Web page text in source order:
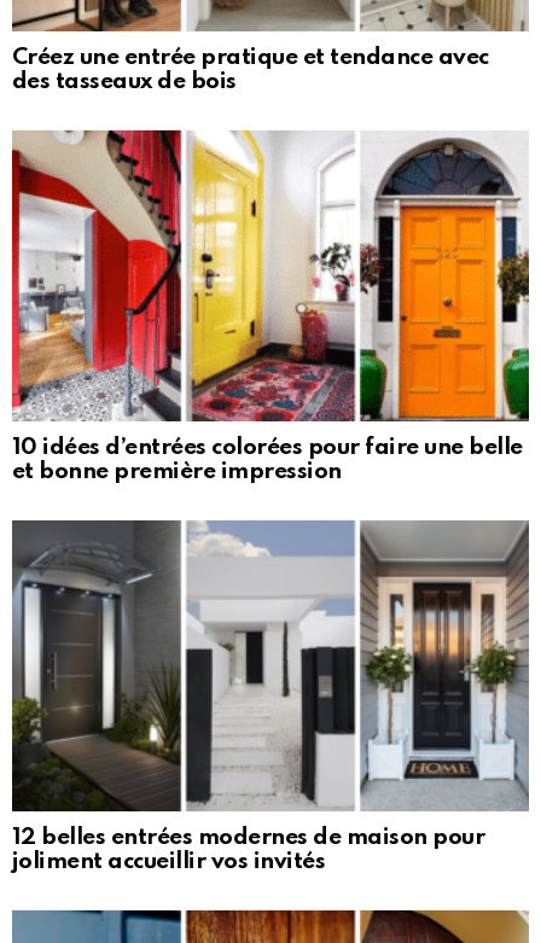
Créez une entrée pratique et tendance avec
des tasseaux de bois
10 idées d’entrées colorées pour faire une belle
et bonne première impression
12 belles entrées modernes de maison pour
joliment accueillir vos invités